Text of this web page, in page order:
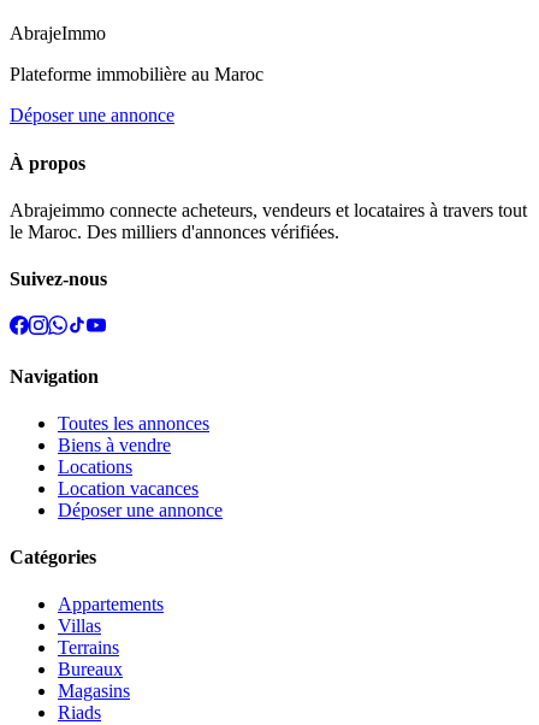
AbrajeImmo
Plateforme immobilière au Maroc
Déposer une annonce
À propos
Abrajeimmo connecte acheteurs, vendeurs et locataires à travers tout
le Maroc. Des milliers d'annonces vérifiées.
Suivez-nous
Navigation
Toutes les annonces
Biens à vendre
Locations
Location vacances
Déposer une annonce
Catégories
Appartements
Villas
Terrains
Bureaux
Magasins
Riads